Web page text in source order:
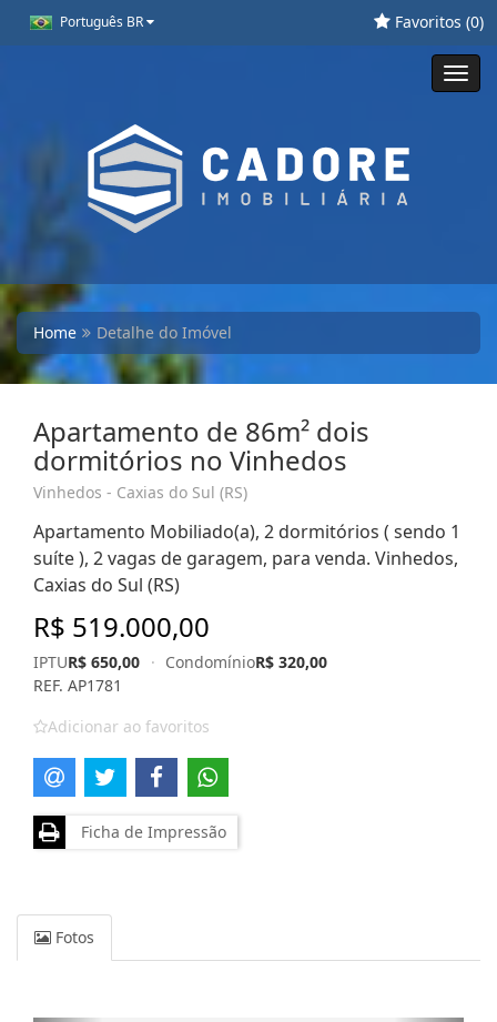
Português BR Favoritos (0)
Home Detalhe do Imóvel
Apartamento de 86m² dois
dormitórios no Vinhedos
Vinhedos - Caxias do Sul (RS)
Apartamento Mobiliado(a), 2 dormitórios ( sendo 1
suíte ), 2 vagas de garagem, para venda. Vinhedos,
Caxias do Sul (RS)
R$ 519.000,00
IPTUR$ 650,00 · CondomínioR$ 320,00
REF. AP1781
Adicionar ao favoritos
Ficha de Impressão
Fotos